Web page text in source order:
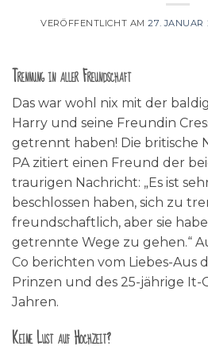
VERÖFFENTLICHT AM27. JANUAR
Trennung in aller Freundschaft
Das war wohl nix mit der
Harry und seine Freundin
getrennt haben! Die britische
PA zitiert einen Freund der
traurigen Nachricht: „Es ist
beschlossen haben, sich zu
freundschaftlich, aber sie
getrennte Wege zu gehen.“
Co berichten vom Liebes-Aus
Prinzen und des 25-jährige It-
Jahren.
Keine Lust auf Hochzeit?